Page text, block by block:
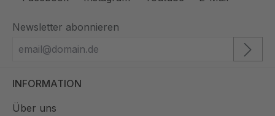
Newsletter abonnieren
INFORMATION
Über uns